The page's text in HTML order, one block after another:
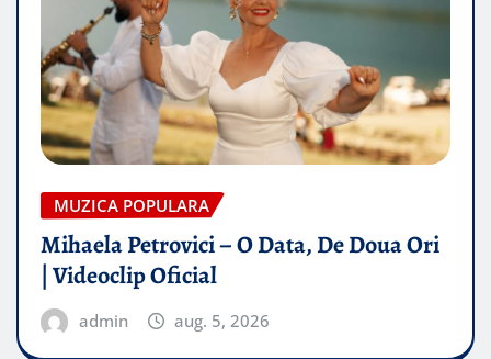
MUZICA POPULARA
Mihaela Petrovici – O Data, De Doua Ori
| Videoclip Oficial
admin aug. 5, 2026